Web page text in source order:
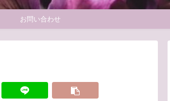
お問い合わせ